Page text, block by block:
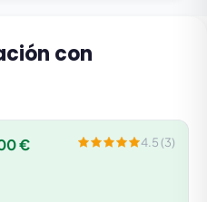
con
€ 4.5 (3)